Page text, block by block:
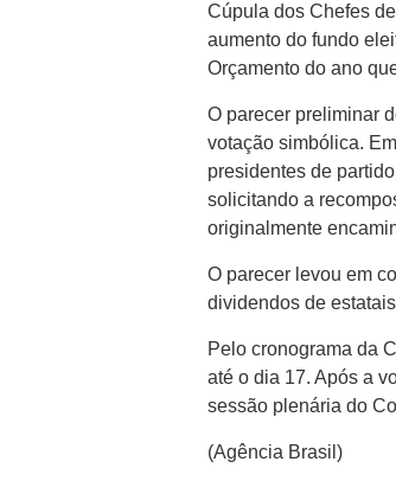
Cúpula dos Chefes
aumento do fundo
Orçamento do ano
O parecer preliminar
votação simbólica.
presidentes de
solicitando a
originalmente
O parecer levou em
dividendos de
Pelo cronograma da
até o dia 17. Após a
sessão plenária do
(Agência Brasil)